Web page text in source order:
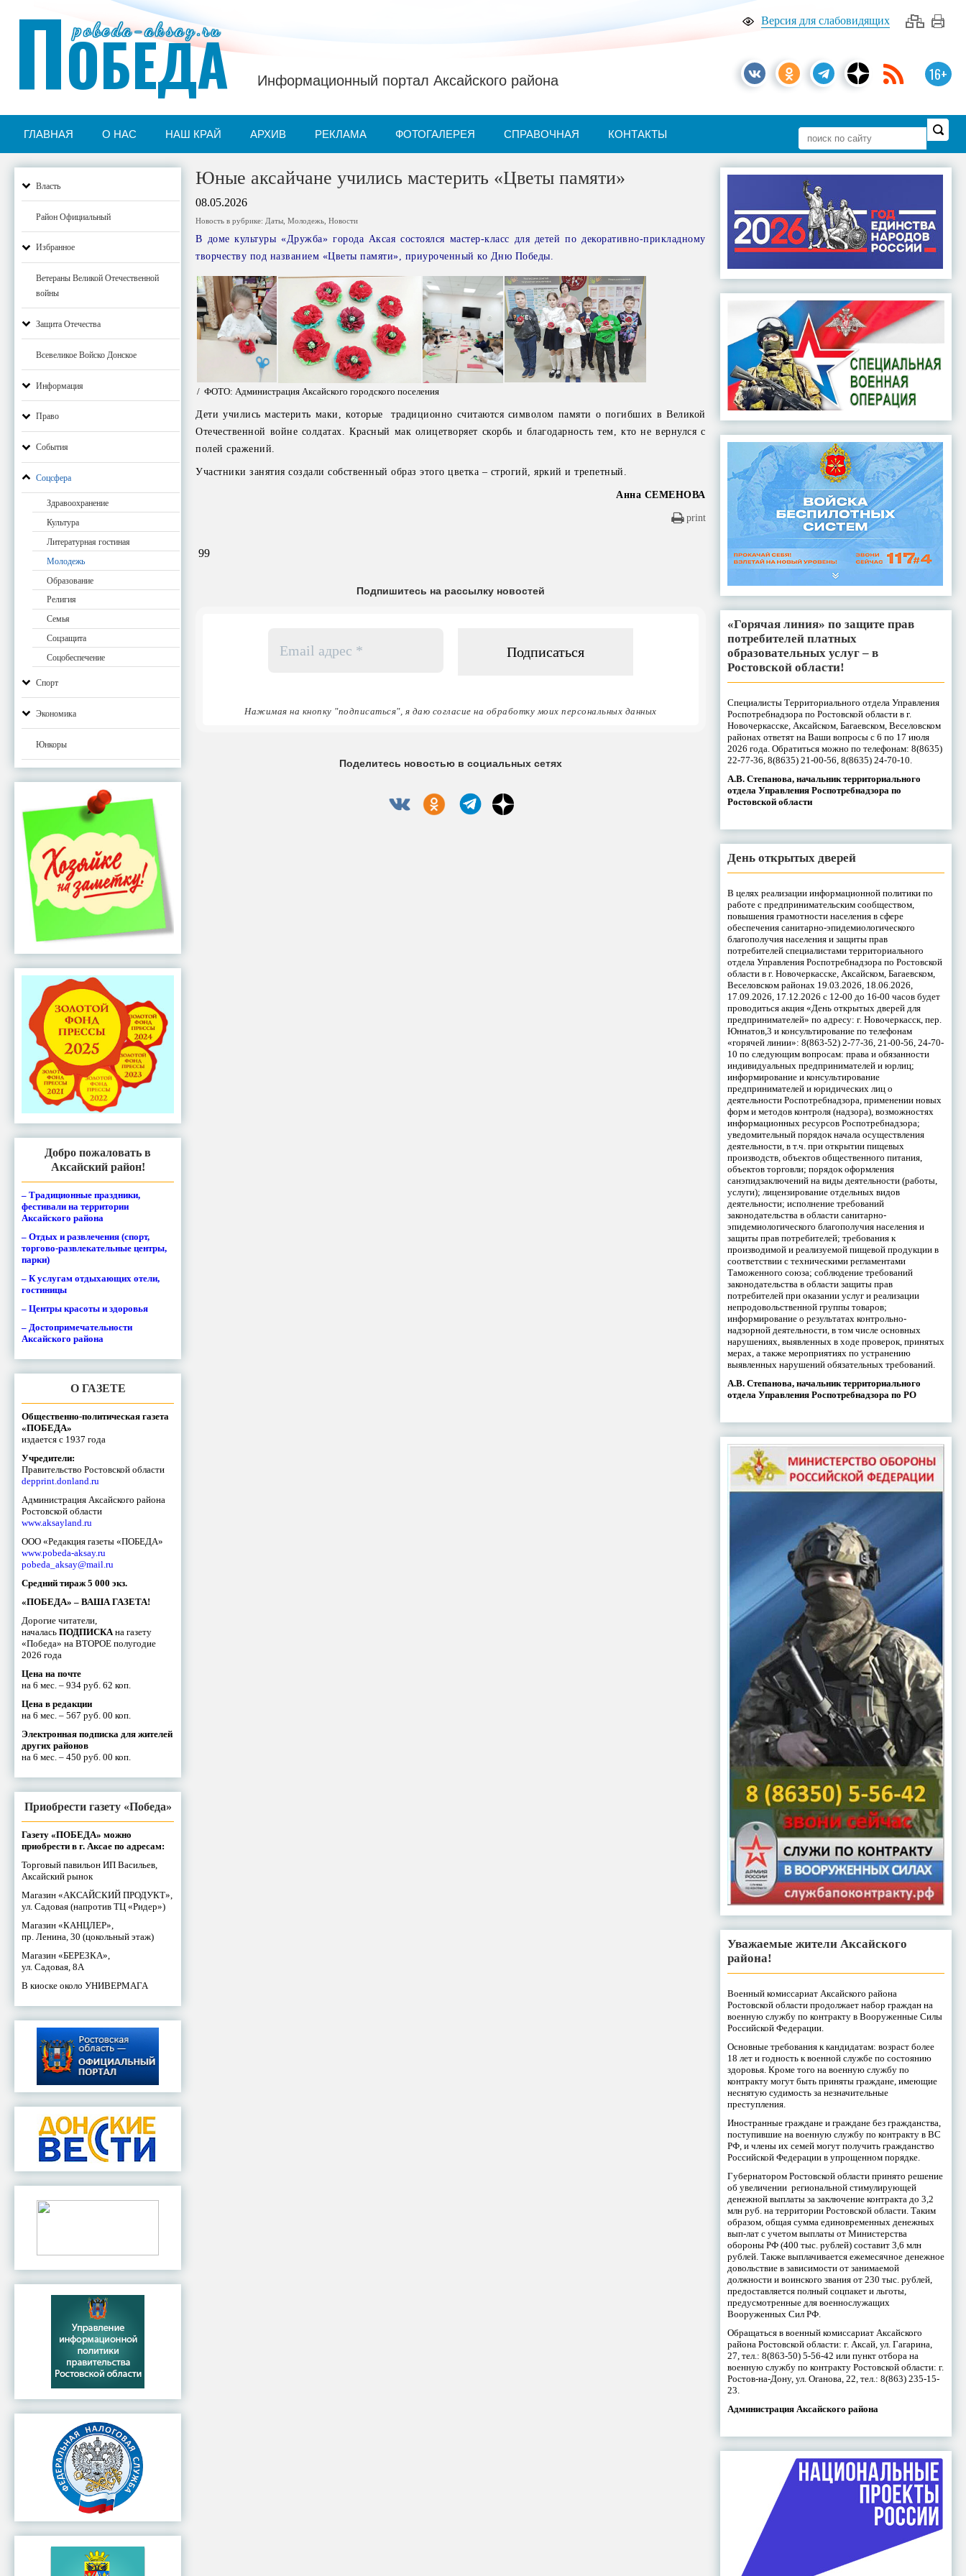
Версия для слабовидящих
16+
pobeda-aksay.ru
ПОБЕДА Информационный портал Аксайского района
ГЛАВНАЯ О НАС НАШ КРАЙ АРХИВ РЕКЛАМА ФОТОГАЛЕРЕЯ СПРАВОЧНАЯ КОНТАКТЫ
Власть
Район Официальный
Избранное
Ветераны Великой Отечественной
войны
Защита Отечества
Всевеликое Войско Донское
Информация
Право
События
Соцсфера
Здравоохранение
Культура
Литературная гостиная
Молодежь
Образование
Религия
Семья
Соцзащита
Соцобеспечение
Спорт
Экономика
Юнкоры
Добро пожаловать в
Аксайский район!
– Традиционные праздники,
фестивали на территории
Аксайского района
– Отдых и развлечения (спорт,
торгово-развлекательные центры,
парки)
– К услугам отдыхающих отели,
гостиницы
– Центры красоты и здоровья
– Достопримечательности
Аксайского района
О ГАЗЕТЕ
Общественно-политическая газета
«ПОБЕДА»
издается с 1937 года
Учредители:
Правительство Ростовской области
depprint.donland.ru
Администрация Аксайского района
Ростовской области
www.aksayland.ru
ООО «Редакция газеты «ПОБЕДА»
www.pobeda-aksay.ru
pobeda_aksay@mail.ru
Средний тираж 5 000 экз.
«ПОБЕДА» – ВАША ГАЗЕТА!
Дорогие читатели,
началась ПОДПИСКА на газету
«Победа» на ВТОРОЕ полугодие
2026 года
Цена на почте
на 6 мес. – 934 руб. 62 коп.
Цена в редакции
на 6 мес. – 567 руб. 00 коп.
Электронная подписка для жителей
других районов
на 6 мес. – 450 руб. 00 коп.
Приобрести газету «Победа»
Газету «ПОБЕДА» можно
приобрести в г. Аксае по адресам:
Торговый павильон ИП Васильев,
Аксайский рынок
Магазин «АКСАЙСКИЙ ПРОДУКТ»,
ул. Садовая (напротив ТЦ «Ридер»)
Магазин «КАНЦЛЕР»,
пр. Ленина, 30 (цокольный этаж)
Магазин «БЕРЕЗКА»,
ул. Садовая, 8А
В киоске около УНИВЕРМАГА
Юные аксайчане учились мастерить «Цветы памяти»
08.05.2026
Новость в рубрике: Даты ,Молодежь ,Новости
В доме культуры «Дружба» города Аксая состоялся мастер-класс для детей по декоративно-прикладному
творчеству под названием «Цветы памяти», приуроченный ко Дню Победы.
/ ФОТО: Администрация Аксайского городского поселения
Дети учились мастерить маки, которые традиционно считаются символом памяти о погибших в Великой
Отечественной войне солдатах. Красный мак олицетворяет скорбь и благодарность тем, кто не вернулся с
полей сражений.
Участники занятия создали собственный образ этого цветка – строгий, яркий и трепетный.
Анна СЕМЕНОВА
print
99
Подпишитесь на рассылку новостей
адрес
Нажимая на кнопку "подписаться", я даю согласие на обработку моих персональных данных
Поделитесь новостью в социальных сетях
«Горячая линия» по защите прав
потребителей платных
образовательных услуг – в
Ростовской области!
Специалисты Территориального отдела Управления
Роспотребнадзора по Ростовской области в г.
Новочеркасске, Аксайском, Багаевском, Веселовском
районах ответят на Ваши вопросы с 6 по 17 июля
2026 года. Обратиться можно по телефонам: 8(8635)
22-77-36, 8(8635) 21-00-56, 8(8635) 24-70-10.
А.В. Степанова, начальник территориального
отдела Управления Роспотребнадзора по
Ростовской области
День открытых дверей
В целях реализации информационной политики по
работе с предпринимательским сообществом,
повышения грамотности населения в сфере
обеспечения санитарно-эпидемиологического
благополучия населения и защиты прав
потребителей специалистами территориального
отдела Управления Роспотребнадзора по Ростовской
области в г. Новочеркасске, Аксайском, Багаевском,
Веселовском районах 19.03.2026, 18.06.2026,
17.09.2026, 17.12.2026 с 12-00 до 16-00 часов будет
проводиться акция «День открытых дверей для
предпринимателей» по адресу: г. Новочеркасск, пер.
Юннатов,3 и консультирование по телефонам
«горячей линии»: 8(863-52) 2-77-36, 21-00-56, 24-70-
10 по следующим вопросам: права и обязанности
индивидуальных предпринимателей и юрлиц;
информирование и консультирование
предпринимателей и юридических лиц о
деятельности Роспотребнадзора, применении новых
форм и методов контроля (надзора), возможностях
информационных ресурсов Роспотребнадзора;
уведомительный порядок начала осуществления
деятельности, в т.ч. при открытии пищевых
производств, объектов общественного питания,
объектов торговли; порядок оформления
санэпидзаключений на виды деятельности (работы,
услуги); лицензирование отдельных видов
деятельности; исполнение требований
законодательства в области санитарно-
эпидемиологического благополучия населения и
защиты прав потребителей; требования к
производимой и реализуемой пищевой продукции в
соответствии с техническими регламентами
Таможенного союза; соблюдение требований
законодательства в области защиты прав
потребителей при оказании услуг и реализации
непродовольственной группы товаров;
информирование о результатах контрольно-
надзорной деятельности, в том числе основных
нарушениях, выявленных в ходе проверок, принятых
мерах, а также мероприятиях по устранению
выявленных нарушений обязательных требований.
А.В. Степанова, начальник территориального
отдела Управления Роспотребнадзора по РО
Уважаемые жители Аксайского
района!
Военный комиссариат Аксайского района
Ростовской области продолжает набор граждан на
военную службу по контракту в Вооруженные Силы
Российской Федерации.
Основные требования к кандидатам: возраст более
18 лет и годность к военной службе по состоянию
здоровья. Кроме того на военную службу по
контракту могут быть приняты граждане, имеющие
неснятую судимость за незначительные
преступления.
Иностранные граждане и граждане без гражданства,
поступившие на военную службу по контракту в ВС
РФ, и члены их семей могут получить гражданство
Российской Федерации в упрощенном порядке.
Губернатором Ростовской области принято решение
об увеличении региональной стимулирующей
денежной выплаты за заключение контракта до 3,2
млн руб. на территории Ростовской области. Таким
образом, общая сумма единовременных денежных
вып-лат с учетом выплаты от Министерства
обороны РФ (400 тыс. рублей) составит 3,6 млн
рублей. Также выплачивается ежемесячное денежное
довольствие в зависимости от занимаемой
должности и воинского звания от 230 тыс. рублей,
предоставляется полный соцпакет и льготы,
предусмотренные для военнослужащих
Вооруженных Сил РФ.
Обращаться в военный комиссариат Аксайского
района Ростовской области: г. Аксай, ул. Гагарина,
27, тел.: 8(863-50) 5-56-42 или пункт отбора на
военную службу по контракту Ростовской области: г.
Ростов-на-Дону, ул. Оганова, 22, тел.: 8(863) 235-15-
23.
Администрация Аксайского района